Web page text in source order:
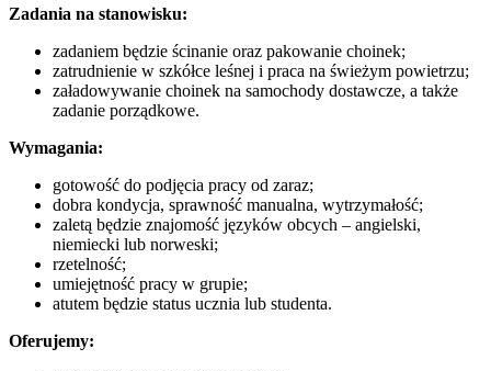
Zadania na stanowisku:
zadaniem będzie ścinanie oraz pakowanie choinek;
zatrudnienie w szkółce leśnej i praca na świeżym powietrzu;
załadowywanie choinek na samochody dostawcze, a także
zadanie porządkowe.
Wymagania:
gotowość do podjęcia pracy od zaraz;
dobra kondycja, sprawność manualna, wytrzymałość;
zaletą będzie znajomość języków obcych – angielski,
niemiecki lub norweski;
rzetelność;
umiejętność pracy w grupie;
atutem będzie status ucznia lub studenta.
Oferujemy: